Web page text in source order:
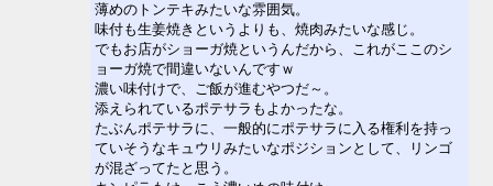
薄めのトンテキみたいな雰囲気。
味付も生姜焼きというよりも、焼肉みたいな感じ。
でもお店がショーガ焼というんだから、これがここのシ
ョーガ焼で間違いないんですｗ
濃い味付けで、ご飯が進むやつだ～。
添えられているポテサラもよかったな。
たぶんポテサラに、一般的にポテサラに入る権利を持っ
ていそうなキュウリみたいなポジションとして、リンゴ
が混ざってたと思う。